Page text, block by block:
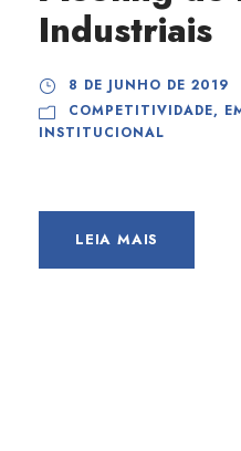
Industriais
8 DE JUNHO DE 2019
COMPETITIVIDADE,
INSTITUCIONAL
LEIA MAIS